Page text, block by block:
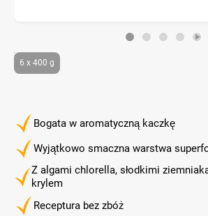
Bogata w aromatyczną kaczkę
Wyjątkowo smaczna warstwa
Z algami chlorella, słodkimi
krylem
Receptura bez zbóż
6 x 400 g